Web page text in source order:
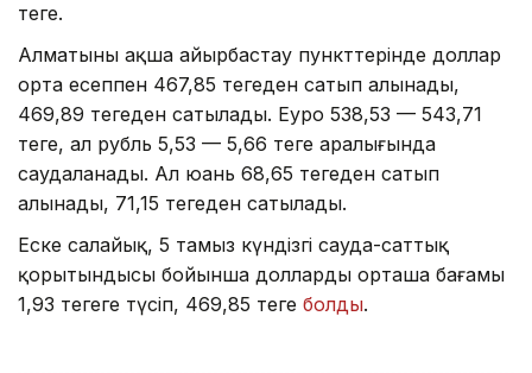
теңге.
Алматының ақша айырбастау пункттерінде доллар
орта есеппен 467,85 теңгеден сатып алынады,
469,89 теңгеден сатылады. Еуро 538,53 — 543,71
теңге, ал рубль 5,53 — 5,66 теңге аралығында
саудаланады. Ал юань 68,65 теңгеден сатып
алынады, 71,15 теңгеден сатылады.
Еске салайық, 5 тамыз күндізгі сауда-саттық
қорытындысы бойынша доллардың орташа бағамы
1,93 теңгеге түсіп, 469,85 теңге болды.